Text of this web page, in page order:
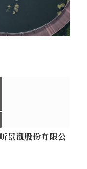
景觀股份有限公